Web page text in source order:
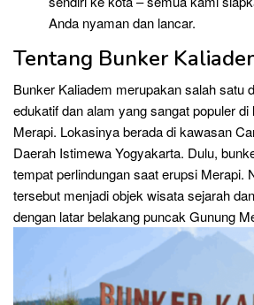
Anda nyaman dan lancar.
Tentang Bunker
Bunker Kaliadem merupakan salah satu
edukatif dan alam yang sangat populer di
Merapi. Lokasinya berada di kawasan
Daerah Istimewa Yogyakarta. Dulu,
tempat perlindungan saat erupsi Merapi.
tersebut menjadi objek wisata sejarah
dengan latar belakang puncak Gunung